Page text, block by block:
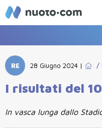
RE 28 Giugno 2024 | /
I risultati del
In vasca lunga dallo